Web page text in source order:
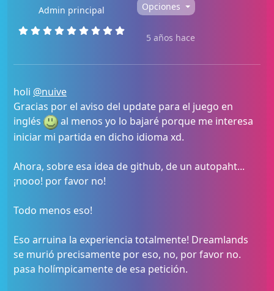
Admin principal Opciones
5 años hace
holi @nuive
Gracias por el aviso del update para el juego en
inglés
al menos yo lo bajaré porque me interesa
iniciar mi partida en dicho idioma xd.
Ahora, sobre esa idea de github, de un autopaht...
¡nooo! por favor no!
Todo menos eso!
Eso arruina la experiencia totalmente! Dreamlands
se murió precisamente por eso, no, por favor no.
pasa holímpicamente de esa petición.